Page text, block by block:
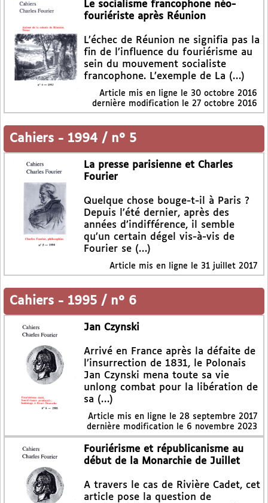
Le socialisme francophone néo-
fouriériste après Réunion
L’échec de Réunion ne signifia pas la
fin de l’influence du fouriérisme au
sein du mouvement socialiste
francophone. L’exemple de La (…)
Article mis en ligne le 30 octobre 2016
dernière modification le 27 octobre 2016
Cahiers - 1994 / n° 5
La presse parisienne et Charles
Fourier
Quelque chose bouge-t-il à Paris ?
Depuis l’été dernier, après des
années d’indifférence, il semble
qu’un certain dégel vis-à-vis de
Fourier se (…)
Article mis en ligne le 31 juillet 2017
Cahiers - 1995 / n° 6
Jan Czynski
Arrivé en France après la défaite de
l’insurrection de 1831, le Polonais
Jan Czynski mena toute sa vie
unlong combat pour la libération de
sa (…)
Article mis en ligne le 28 septembre 2017
dernière modification le 6 novembre 2023
Fouriérisme et républicanisme au
début de la Monarchie de Juillet
A travers le cas de Rivière Cadet, cet
article pose la question de